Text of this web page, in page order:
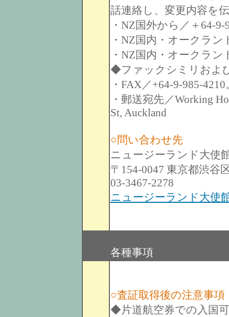
話連絡し、変更内容を
・NZ国外から／＋64-9-
・NZ国内・オークラン
・NZ国内・オークラン
◆ファックシミリおよ
・FAX／+64-9-985-4210
・郵送宛先／Working
St, Auckland
○問い合わせ先
ニュージーランド大
〒154-0047 東京都渋
03-3467-2278
ニュージーランド大使
各種事項
○査証取得後の注意事項
◆片道航空券での入国